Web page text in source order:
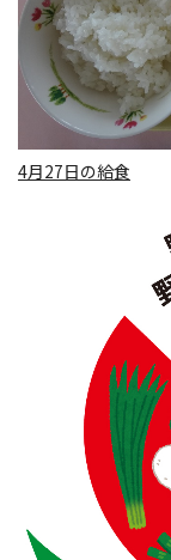
4月27日の給食